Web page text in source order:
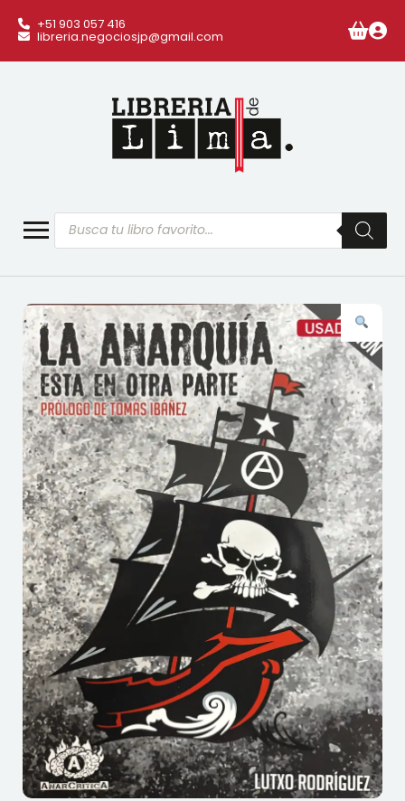
+51 903 057 416
libreria.negociosjp@gmail.com
Búsqueda
de
productos